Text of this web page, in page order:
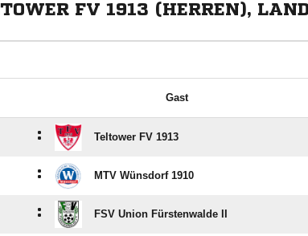
FV 1913 (HERREN),
Gast
: Teltower FV 1913
: MTV Wünsdorf 1910
: FSV Union Fürstenwalde II